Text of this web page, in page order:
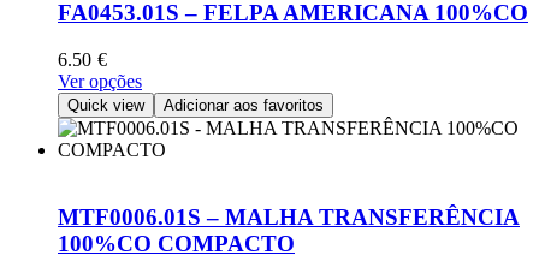
FA0453.01S – FELPA AMERICANA 100%CO
6.50 €
Ver opçõesThis
product
has
multiple
options
may
be
Quick view Adicionar aos favoritos
MTF0006.01S – MALHA TRANSFERÊNCIA
100%CO COMPACTO